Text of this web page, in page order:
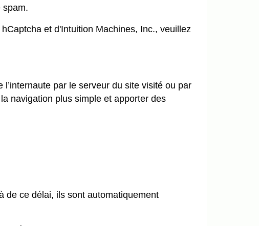
spam.
et d'Intuition Machines, Inc., veuillez
par le serveur du site visité ou par
navigation plus simple et apporter des
de ce délai, ils sont automatiquement